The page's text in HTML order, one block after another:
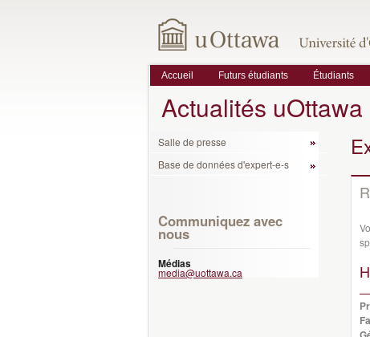
Accueil Futurs étudiants Étudiants
Actualités uOttawa
Salle de presse
Base de données d'expert-e-s
Communiquez avec
nous
Médias
media@uottawa.ca